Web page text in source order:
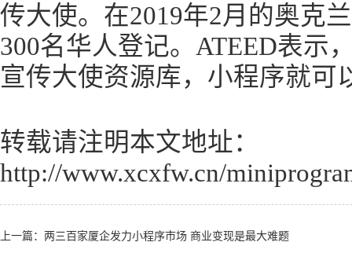
传大使。在2019年2月的奥克
300名华人登记。ATEED表示
宣传大使资源库，小程序就可
转载请注明本文地址：
http://www.xcxfw.cn/
上一篇： 两三百家厦企发力小程序市场 商业变现是最大难题